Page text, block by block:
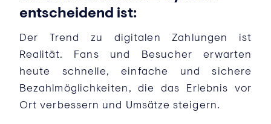
entscheidend ist:
Der Trend zu digitalen Zahlungen ist
Realität. Fans und Besucher erwarten
heute schnelle, einfache und sichere
Bezahlmöglichkeiten, die das Erlebnis vor
Ort verbessern und Umsätze steigern.
0
10